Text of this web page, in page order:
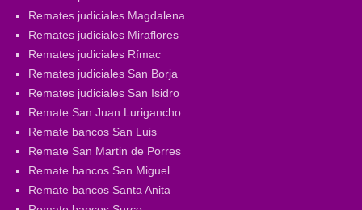
Remates judiciales Magdalena
Remates judiciales Miraflores
Remates judiciales Rímac
Remates judiciales San Borja
Remates judiciales San Isidro
Remate San Juan Lurigancho
Remate bancos San Luis
Remate San Martin de Porres
Remate bancos San Miguel
Remate bancos Santa Anita